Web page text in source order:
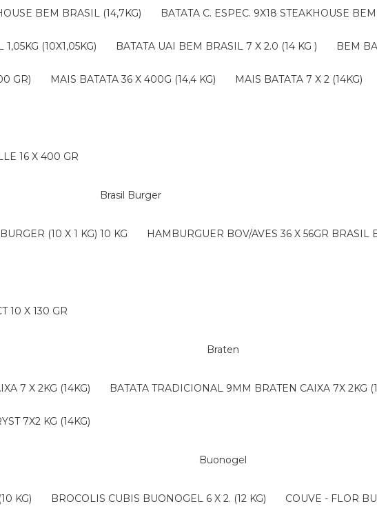
BEM BRASIL (14,7KG) BATATA C. ESPEC. 9X18 STEAKHOUSE
(10X1,05KG) BATATA UAI BEM BRASIL 7 X 2.0 (14 KG ) BEM
GR) MAIS BATATA 36 X 400G (14,4 KG) MAIS BATATA 7 X 2 (14KG)
16 X 400 GR
Brasil Burger
(10 X 1 KG) 10 KG HAMBURGUER BOV/AVES 36 X 56GR BRASIL
10 X 130 GR
Braten
7 X 2KG (14KG) BATATA TRADICIONAL 9MM BRATEN CAIXA 7X 2KG
7X2 KG (14KG)
Buonogel
KG) BROCOLIS CUBIS BUONOGEL 6 X 2. (12 KG) COUVE - FLOR